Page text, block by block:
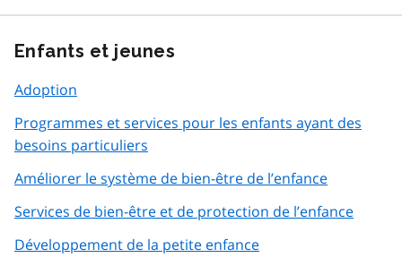
Enfants et jeunes
Adoption
Programmes et services pour les enfants ayant des
besoins particuliers
Améliorer le système de bien-être de l’enfance
Services de bien-être et de protection de l’enfance
Développement de la petite enfance